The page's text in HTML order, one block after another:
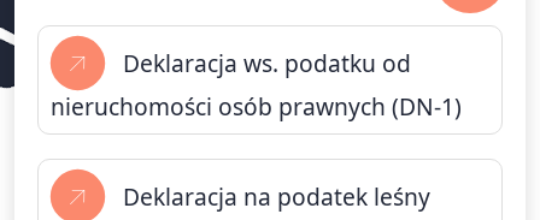
Tytuł Deklaracja ws. podatku od
nieruchomości osób prawnych (DN-1)
Deklaracja na podatek leśny